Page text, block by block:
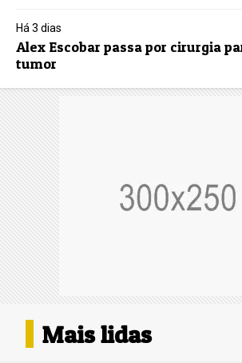
Há 3 dias
Alex Escobar passa por cirurgia
tumor
Mais lidas